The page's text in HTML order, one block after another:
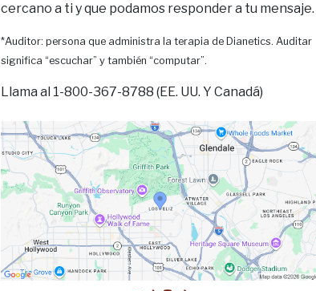
cercano a ti y que podamos responder a tu mensaje.
*Auditor: persona que administra la terapia de Dianetics. Auditar
significa “escuchar” y también “computar”.
Llama al 1-800-367-8788 (EE. UU. Y Canadá)